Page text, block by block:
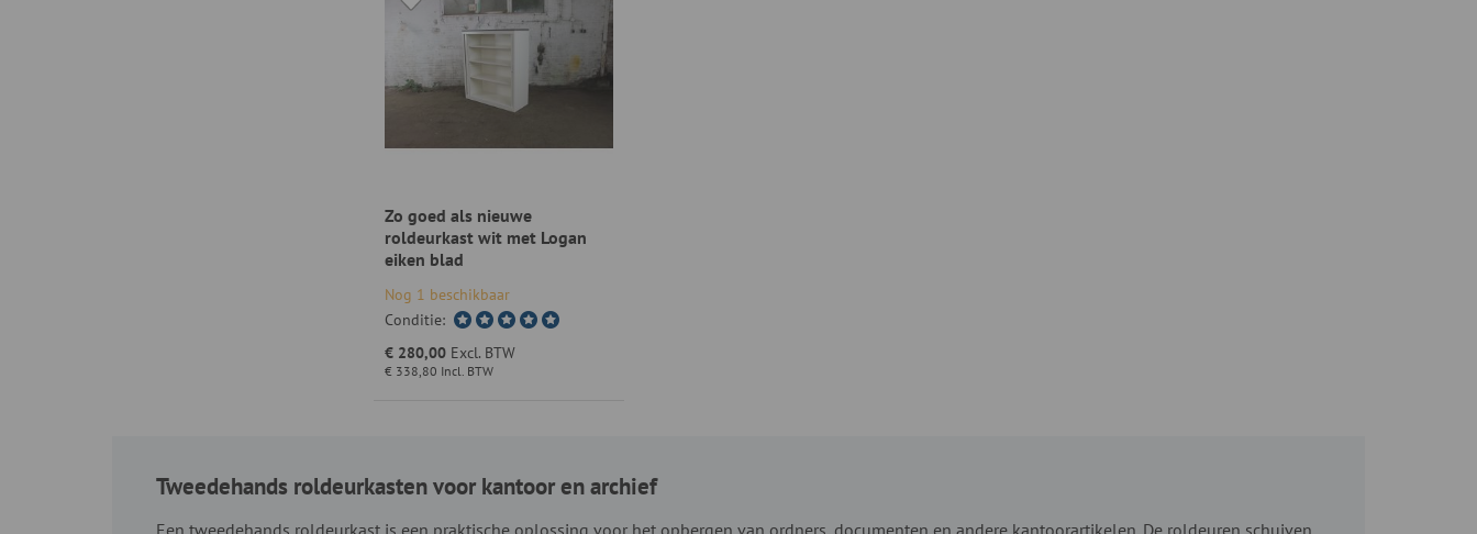
Zo goed als nieuwe
roldeurkast wit met Logan
eiken blad
Nog 1 beschikbaar
Conditie:
€ 338,80 Incl. BTW
€ 280,00 Excl. BTW
Tweedehands roldeurkasten voor kantoor en archief
Een tweedehands roldeurkast is een praktische oplossing voor het opbergen van ordners, documenten en andere kantoorartikelen. De roldeuren schuiven